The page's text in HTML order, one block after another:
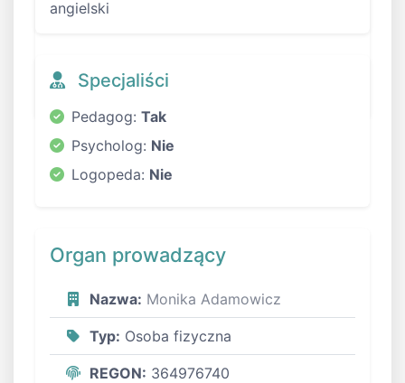
angielski
Specjaliści
Pedagog: Tak
Psycholog: Nie
Logopeda: Nie
Organ prowadzący
Nazwa: Monika Adamowicz
Typ: Osoba fizyczna
REGON: 364976740